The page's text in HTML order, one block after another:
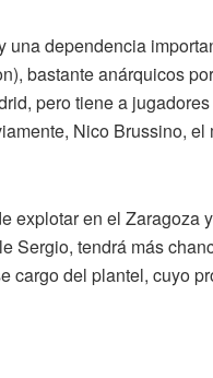
dependencia
bastante anárquicos
pero tiene a
Nico Brussino,
explotar en el Zaragoza
Sergio, tendrá más
cargo del plantel, cuyo